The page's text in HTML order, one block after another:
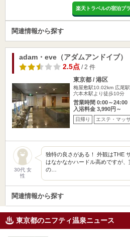
楽天トラベルの宿泊プ
関連情報から探す
adam・eve（アダムアンドイブ）
2.5点/ 2 件
東京都 / 港区
梅屋敷駅10.02km 広尾
六本木駅より徒歩10分
営業時間 0:00～24:00
入浴料金 3,990円～
日帰り エステ・マッ
30代 女
性
独特の良さがある！ 外観はTHE
はなかなかハードル高めですが
の…
関連情報から探す
東京都のニフティ温泉ニュース